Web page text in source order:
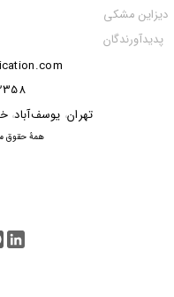
(021)
​​​​​​تهران، یوسف‌آباد،
دیزاین مشکی
پدیدآورندگان
​همۀ حقوق
Facebook